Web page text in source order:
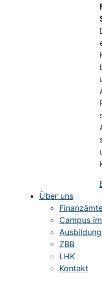
Über uns
Campus
Ausbildung
ZBB
LHK
Kontakt